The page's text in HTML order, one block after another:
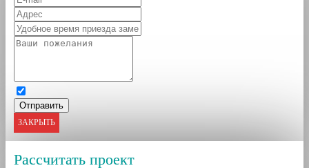
ЗАКРЫТЬ
Рассчитать проект